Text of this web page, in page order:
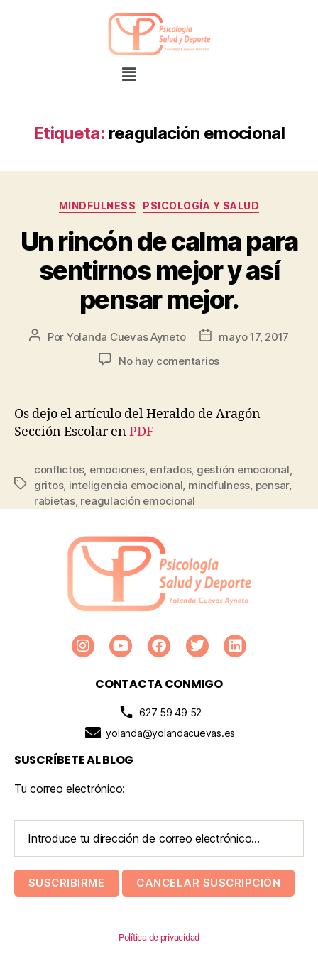
Etiqueta: reagulación emocional
MINDFULNESS PSICOLOGÍA Y SALUD
Un rincón de calma para
sentirnos mejor y así
pensar mejor.
Por Yolanda Cuevas Ayneto
mayo 17, 2017
No hay comentarios
Os dejo el artículo del Heraldo de Aragón
Sección Escolar enPDF
conflictos, emociones, enfados, gestión emocional,
gritos, inteligencia emocional, mindfulness, pensar,
rabietas, reagulación emocional
CONTACTA CONMIGO
627 59 49 52
yolanda@yolandacuevas.es
SUSCRÍBETE AL BLOG
Tu correo electrónico:
Política de privacidad